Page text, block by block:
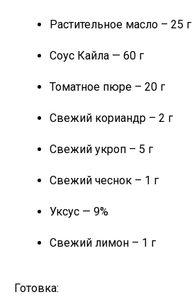
Растительное масло – 25 г
Соус Кайла — 60 г
Томатное пюре – 20 г
Свежий кориандр – 2 г
Свежий укроп – 5 г
Свежий чеснок – 1 г
Уксус — 9%
Свежий лимон – 1 г
Готовка: